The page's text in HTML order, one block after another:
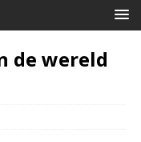
de wereld